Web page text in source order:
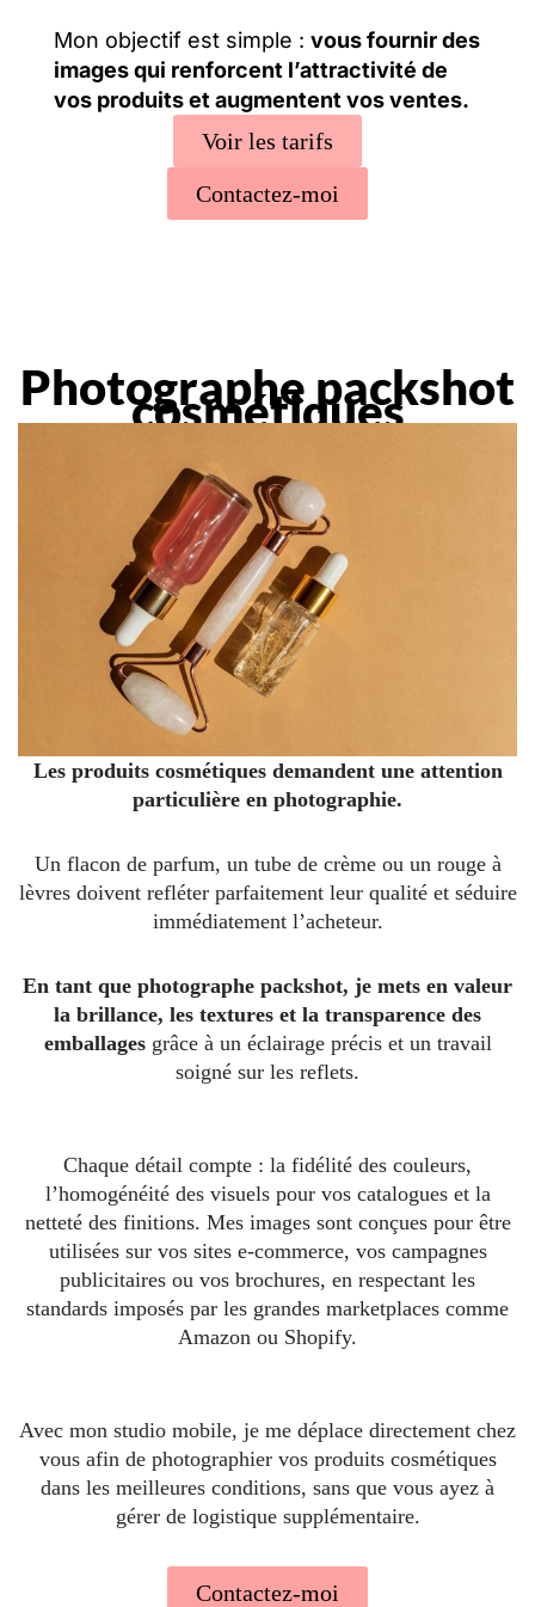
Mon objectif est simple : vous fournir des
images qui renforcent l’attractivité de
vos produits et augmentent vos ventes.
Voir les tarifs
Contactez-moi
Photographe packshot
cosmétiques
Les produits cosmétiques demandent une attention
particulière en photographie.
Un flacon de parfum, un tube de crème ou un rouge à
lèvres doivent refléter parfaitement leur qualité et séduire
immédiatement l’acheteur.
En tant que photographe packshot, je mets en valeur
la brillance, les textures et la transparence des
emballagesgrâce à un éclairage précis et un travail
soigné sur les reflets.
Chaque détail compte : la fidélité des couleurs,
l’homogénéité des visuels pour vos catalogues et la
netteté des finitions. Mes images sont conçues pour être
utilisées sur vos sites e-commerce, vos campagnes
publicitaires ou vos brochures, en respectant les
standards imposés par les grandes marketplaces comme
Amazon ou Shopify.
Avec mon studio mobile, je me déplace directement chez
vous afin de photographier vos produits cosmétiques
dans les meilleures conditions, sans que vous ayez à
gérer de logistique supplémentaire.
Contactez-moi